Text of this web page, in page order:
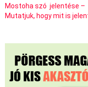
Mostoha szó jelentése –
Mutatjuk, hogy mit is